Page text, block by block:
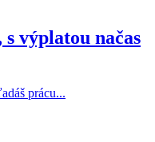
s výplatou načas
prácu...